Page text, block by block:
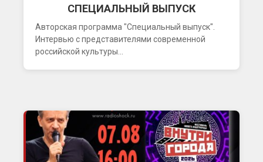
СПЕЦИАЛЬНЫЙ ВЫПУСК
Авторская программа "Специальный выпуск".
Интервью с представителями современной
российской культуры...